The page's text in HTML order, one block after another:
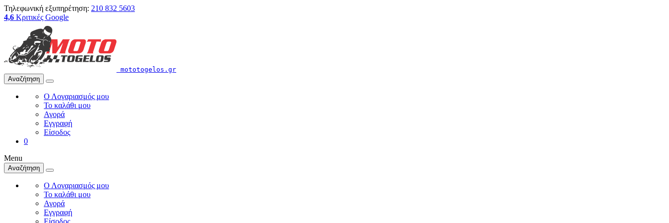
Τηλεφωνική εξυπηρέτηση: 210 832 5603
4,6 Κριτικές Google
mototogelos.gr
Αναζήτηση
Ο Λογαριασμός μου
Το καλάθι μου
Αγορά
Εγγραφή
Είσοδος
0
Menu
Αναζήτηση
Ο Λογαριασμός μου
Το καλάθι μου
Αγορά
Εγγραφή
Είσοδος